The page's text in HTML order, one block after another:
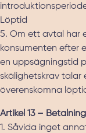
Löptid
5. Om ett avtal har
konsumenten efter
en uppsägningstid
skälighetskrav talar
överenskomna
Artikel 13 – Betalning
1. Såvida inget